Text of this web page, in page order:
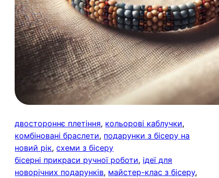
двостороннє плетіння, кольорові каблучки
комбіновані браслети, подарунки з бісеру на
новий рік, схеми з бісеру
бісерні прикраси ручної роботи, ідеї для
новорічних подарунків, майстер-клас з бісеру